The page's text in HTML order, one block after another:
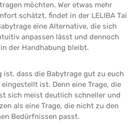
möchten. Wer etwas mehr
schätzt, findet in der LELIBA Tai
eine Alternative, die sich
anpassen lässt und dennoch
der Handhabung bleibt.
ist, dass die Babytrage gut zu euch
ist. Denn eine Trage, die
sich meist deutlich schneller und
als eine Trage, die nicht zu den
Bedürfnissen passt.